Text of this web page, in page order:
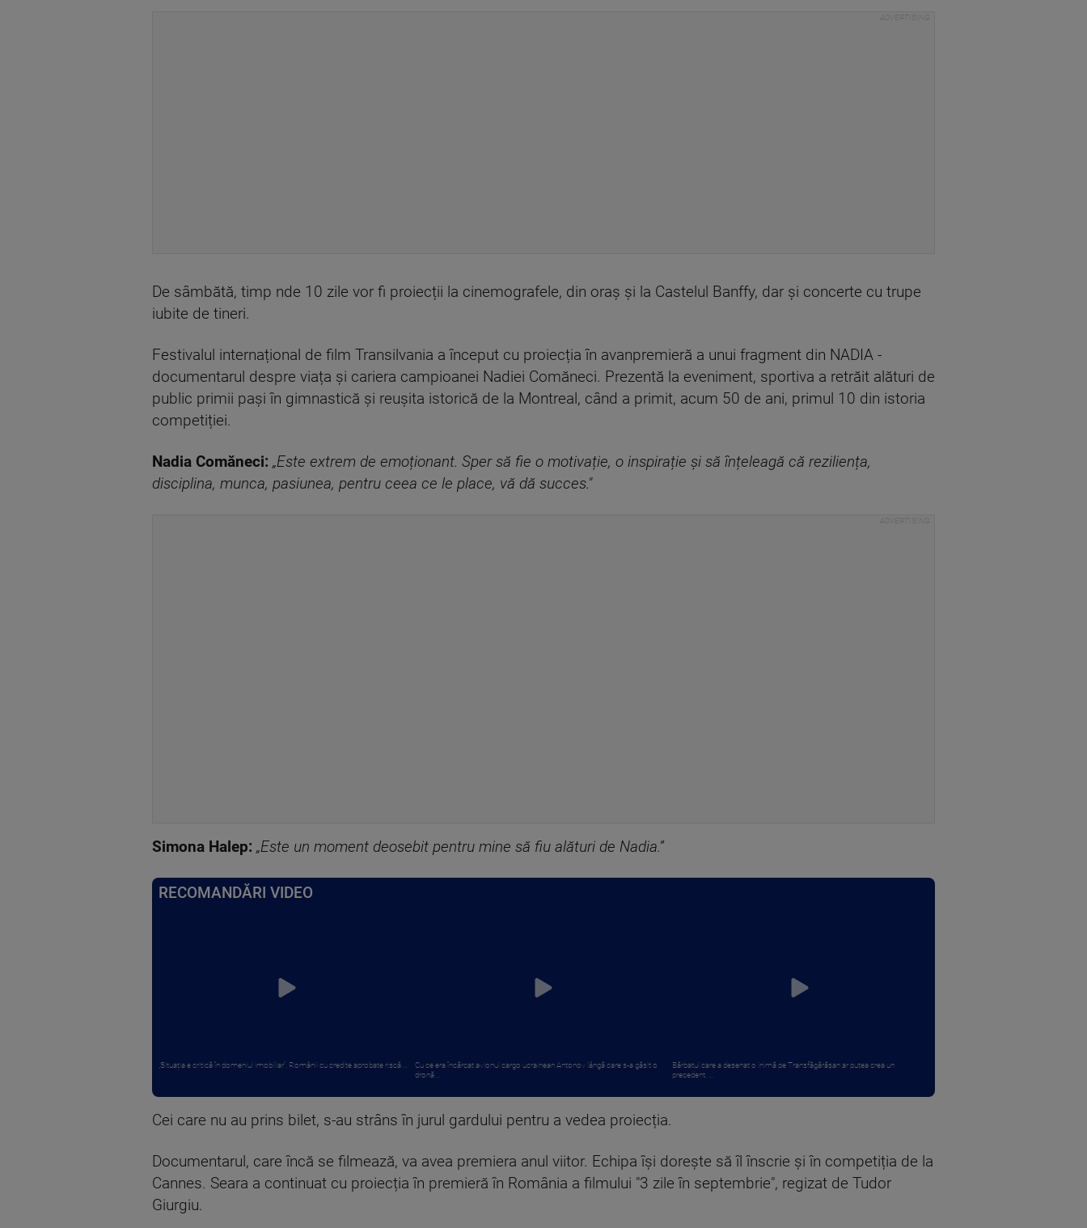
De sâmbătă, timp nde 10 zile vor fi proiecții la cinemografele, din oraș și la Castelul Banffy, dar și concerte cu trupe
iubite de tineri.
Festivalul internațional de film Transilvania a început cu proiecția în avanpremieră a unui fragment din NADIA -
documentarul despre viața și cariera campioanei Nadiei Comăneci. Prezentă la eveniment, sportiva a retrăit alături de
public primii pași în gimnastică și reușita istorică de la Montreal, când a primit, acum 50 de ani, primul 10 din istoria
competiției.
Nadia Comăneci: „Este extrem de emoționant. Sper să fie o motivație, o inspirație și să înțeleagă că reziliența,
disciplina, munca, pasiunea, pentru ceea ce le place, vă dă succes."
Simona Halep: „Este un moment deosebit pentru mine să fiu alături de Nadia.”
RECOMANDĂRI VIDEO
„Situația e critică în domeniul imobiliar”. Românii cu credite aprobate riscă ...
Cu ce era încărcat avionul cargo ucrainean Antonov lângă care s-a găsit o
dronă ...
Bărbatul care a desenat o inimă pe Transfăgărășan ar putea crea un
precedent. ...
Cei care nu au prins bilet, s-au strâns în jurul gardului pentru a vedea proiecția.
Documentarul, care încă se filmează, va avea premiera anul viitor. Echipa își dorește să îl înscrie și în competiția de la
Cannes. Seara a continuat cu proiecția în premieră în România a filmului "3 zile în septembrie", regizat de Tudor
Giurgiu.